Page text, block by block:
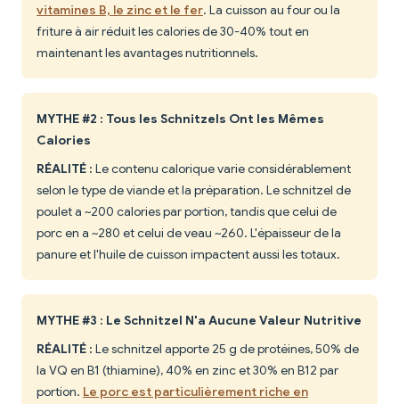
vitamines B, le zinc et le fer. La cuisson au four ou la
friture à air réduit les calories de 30-40% tout en
maintenant les avantages nutritionnels.
MYTHE #2 : Tous les Schnitzels Ont les Mêmes
Calories
RÉALITÉ : Le contenu calorique varie considérablement
selon le type de viande et la préparation. Le schnitzel de
poulet a ~200 calories par portion, tandis que celui de
porc en a ~280 et celui de veau ~260. L'épaisseur de la
panure et l'huile de cuisson impactent aussi les totaux.
MYTHE #3 : Le Schnitzel N'a Aucune Valeur Nutritive
RÉALITÉ : Le schnitzel apporte 25 g de protéines, 50% de
la VQ en B1 (thiamine), 40% en zinc et 30% en B12 par
portion. Le porc est particulièrement riche en